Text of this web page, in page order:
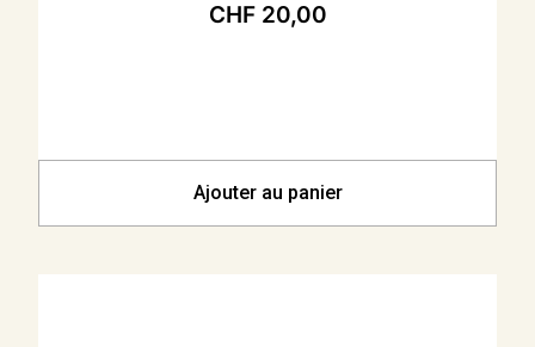
CHF20,00
Ajouter au panier